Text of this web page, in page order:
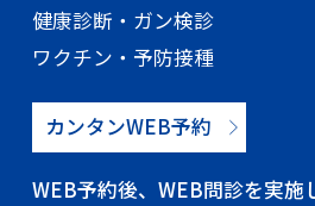
健康診断・ガン検診
ワクチン・予防接種
カンタンWEB予約
WEB予約後、WEB問診を実施